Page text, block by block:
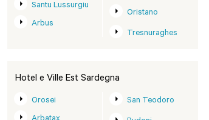
Santu Lussurgiu
Arbus
Oristano
Tresnuraghes
Hotel e Ville Est Sardegna
Orosei
San Teodoro